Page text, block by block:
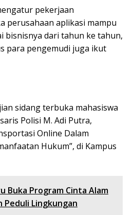
pekerjaan
perusahaan aplikasi mampu
bisnisnya dari tahun ke tahun,
para pengemudi juga ikut
sidang terbuka mahasiswa
Polisi M. Adi Putra,
Online Dalam
Hukum”, di Kampus
Buka Program Cinta Alam
Peduli Lingkungan